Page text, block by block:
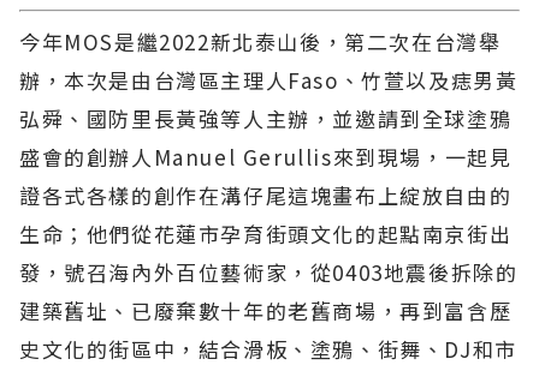
今年MOS是繼2022新北泰山後，第二次在台灣舉
辦，本次是由台灣區主理人Faso、竹萱以及痣男黃
弘舜、國防里長黃強等人主辦，並邀請到全球塗鴉
盛會的創辦人Manuel Gerullis來到現場，一起見
證各式各樣的創作在溝仔尾這塊畫布上綻放自由的
生命；他們從花蓮市孕育街頭文化的起點南京街出
發，號召海內外百位藝術家，從0403地震後拆除的
建築舊址、已廢棄數十年的老舊商場，再到富含歷
史文化的街區中，結合滑板、塗鴉、街舞、DJ和市